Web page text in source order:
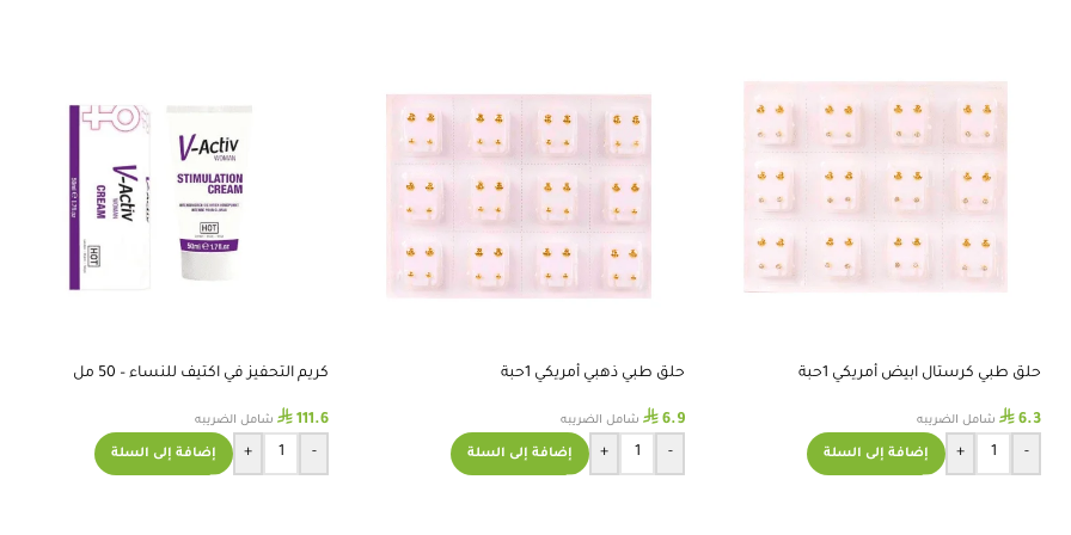
حلق طبي كرستال ابيض أمريكي 1حبة
⃁ 6.3 شامل الضريبه
-
+ إضافة إلى السلة
حلق طبي ذهبي أمريكي 1حبة
⃁ 6.9 شامل الضريبه
-
+ إضافة إلى السلة
كريم التحفيز في اكتيف للنساء – 50 مل
⃁ 111.6 شامل الضريبه
-
+ إضافة إلى السلة